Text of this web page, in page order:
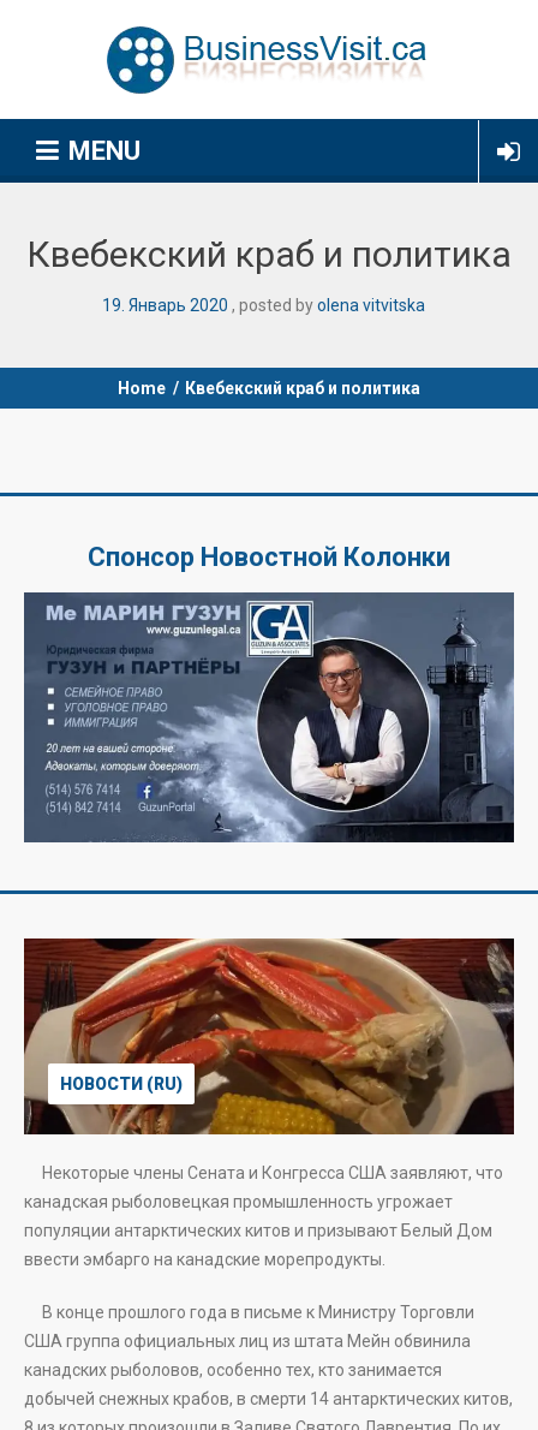
MENU
Квебекский краб и политика
19 Январь 2020 posted byolena vitvitska
Home / Квебекский краб и политика
Спонсор Новостной Колонки
НОВОСТИ (RU)
Некоторые члены Сената и Конгресса США заявляют, что
канадская рыболовецкая промышленность угрожает
популяции антарктических китов и призывают Белый Дом
ввести эмбарго на канадские морепродукты.
В конце прошлого года в письме к Министру Торговли
США группа официальных лиц из штата Мейн обвинила
канадских рыболовов, особенно тех, кто занимается
добычей снежных крабов, в смерти 14 антарктических китов,